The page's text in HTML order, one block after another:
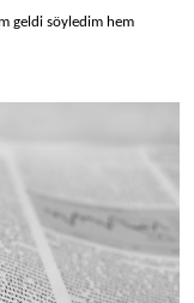
geldi söyledim hem